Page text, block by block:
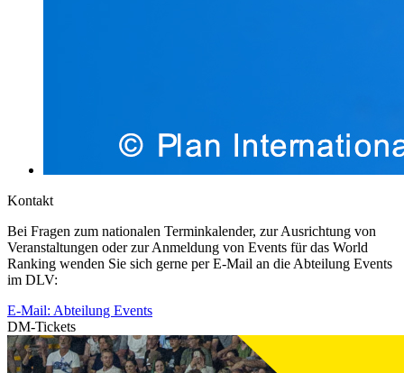
Kontakt
Bei Fragen zum nationalen Terminkalender, zur Ausrichtung von
Veranstaltungen oder zur Anmeldung von Events für das World
Ranking wenden Sie sich gerne per E-Mail an die Abteilung Events
im DLV:
E-Mail: Abteilung Events
DM-Tickets